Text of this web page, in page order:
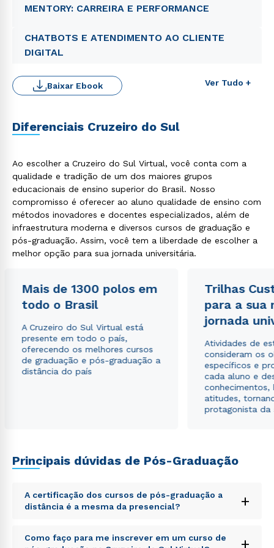
MENTORY: CARREIRA E PERFORMANCE
CHATBOTS E ATENDIMENTO AO CLIENTE
DIGITAL
Ver Tudo +
Baixar Ebook
Diferenciais Cruzeiro do Sul
Ao escolher a Cruzeiro do Sul Virtual, você conta com a
qualidade e tradição de um dos maiores grupos
educacionais de ensino superior do Brasil. Nosso
compromisso é oferecer ao aluno qualidade de ensino com
métodos inovadores e docentes especializados, além de
infraestrutura moderna e diversos cursos de graduação e
pós-graduação. Assim, você tem a liberdade de escolher a
melhor opção para sua jornada universitária.
Mais de 1300 polos em
todo o Brasil
A Cruzeiro do Sul Virtual está
presente em todo o país,
oferecendo os melhores cursos
de graduação e pós-graduação a
distância do país
Trilhas
para a sua
jornada
Atividades de
consideram os
específicos e
cada aluno e
conhecimentos,
atitudes,
protagonista da
Principais dúvidas de Pós-Graduação
A certificação dos cursos de pós-graduação a
distância é a mesma da presencial?
+
Sed ut perspiciatis unde omnis iste natus error sit
voluptatem accusantium doloremque laudantium,
Como faço para me inscrever em um curso de
+
Rápido e fácil
WhatsApp
ou
Política de Privacidade.e
autorizo que meus dados sejam utilizados para o
envio de conteúdos da Cruzeiro do Sul.